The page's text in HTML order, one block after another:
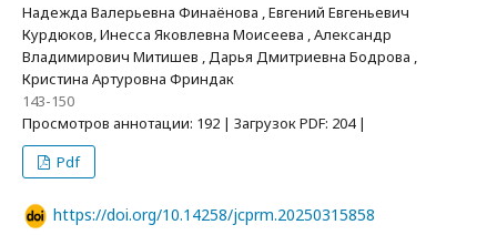
Надежда Валерьевна Финаёнова , Евгений Евгеньевич
Курдюков, Инесса Яковлевна Моисеева , Александр
Владимирович Митишев , Дарья Дмитриевна Бодрова ,
Кристина Артуровна Фриндак
143-150
Просмотров аннотации: 192 | Загрузок PDF: 204 |
Pdf
https://doi.org/10.14258/jcprm.20250315858